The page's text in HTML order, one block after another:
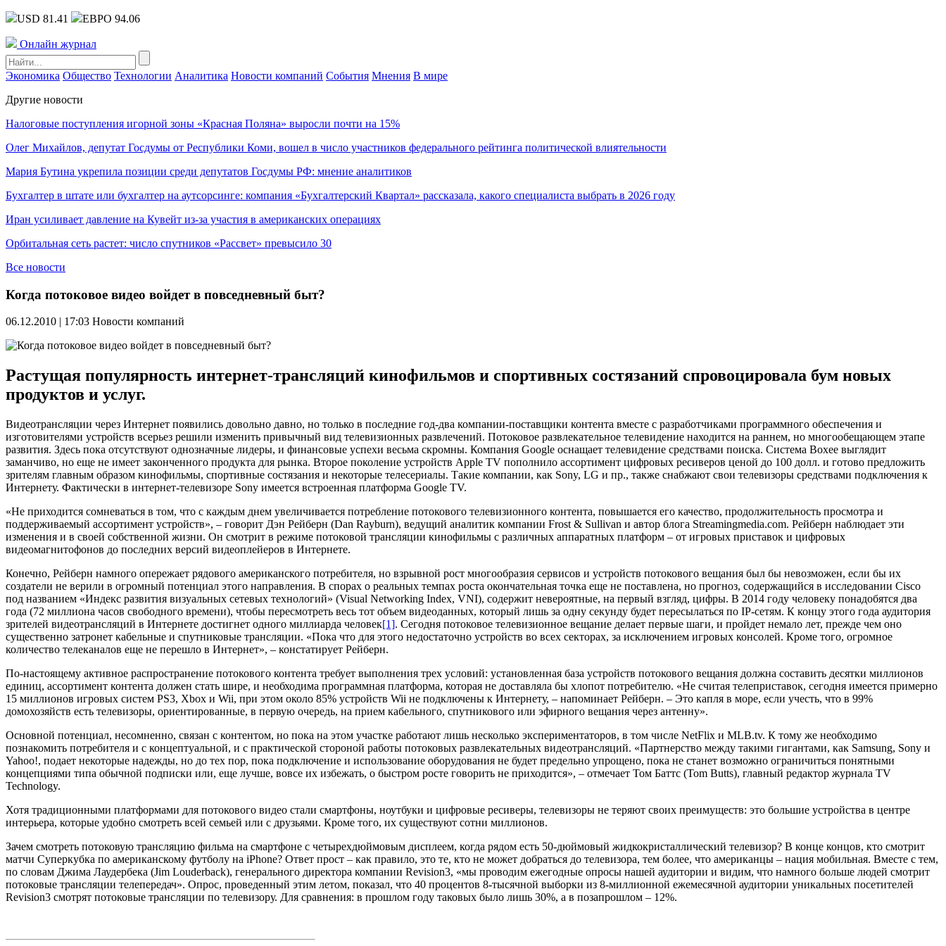
USD 81.41 ЕВРО 94.06
Онлайн журнал
Экономика Общество Технологии Аналитика Новости компаний События Мнения В мире
Другие новости
Налоговые поступления игорной зоны «Красная Поляна» выросли почти на 15%
Олег Михайлов, депутат Госдумы от Республики Коми, вошел в число участников федерального рейтинга политической влиятельности
Мария Бутина укрепила позиции среди депутатов Госдумы РФ: мнение аналитиков
Бухгалтер в штате или бухгалтер на аутсорсинге: компания «Бухгалтерский Квартал» рассказала, какого специалиста выбрать в 2026 году
Иран усиливает давление на Кувейт из-за участия в американских операциях
Орбитальная сеть растет: число спутников «Рассвет» превысило 30
Все новости
Когда потоковое видео войдет в повседневный быт?
06.12.2010 | 17:03 Новости компаний
Растущая популярность интернет-трансляций кинофильмов и спортивных состязаний спровоцировала бум новых
продуктов и услуг.
Видеотрансляции через Интернет появились довольно давно, но только в последние год-два компании-поставщики контента вместе с разработчиками программного обеспечения и
изготовителями устройств всерьез решили изменить привычный вид телевизионных развлечений. Потоковое развлекательное телевидение находится на раннем, но многообещающем этапе
развития. Здесь пока отсутствуют однозначные лидеры, и финансовые успехи весьма скромны. Компания Google оснащает телевидение средствами поиска. Система Boxee выглядит
заманчиво, но еще не имеет законченного продукта для рынка. Второе поколение устройств Apple TV пополнило ассортимент цифровых ресиверов ценой до 100 долл. и готово предложить
зрителям главным образом кинофильмы, спортивные состязания и некоторые телесериалы. Такие компании, как Sony, LG и пр., также снабжают свои телевизоры средствами подключения к
Интернету. Фактически в интернет-телевизоре Sony имеется встроенная платформа Google TV.
«Не приходится сомневаться в том, что с каждым днем увеличивается потребление потокового телевизионного контента, повышается его качество, продолжительность просмотра и
поддерживаемый ассортимент устройств», – говорит Дэн Рейберн (Dan Rayburn), ведущий аналитик компании Frost & Sullivan и автор блога Streamingmedia.com. Рейберн наблюдает эти
изменения и в своей собственной жизни. Он смотрит в режиме потоковой трансляции кинофильмы с различных аппаратных платформ – от игровых приставок и цифровых
видеомагнитофонов до последних версий видеоплейеров в Интернете.
Конечно, Рейберн намного опережает рядового американского потребителя, но взрывной рост многообразия сервисов и устройств потокового вещания был бы невозможен, если бы их
создатели не верили в огромный потенциал этого направления. В спорах о реальных темпах роста окончательная точка еще не поставлена, но прогноз, содержащийся в исследовании Cisco
под названием «Индекс развития визуальных сетевых технологий» (Visual Networking Index, VNI), содержит невероятные, на первый взгляд, цифры. В 2014 году человеку понадобятся два
года (72 миллиона часов свободного времени), чтобы пересмотреть весь тот объем видеоданных, который лишь за одну секунду будет пересылаться по IP-сетям. К концу этого года аудитория
зрителей видеотрансляций в Интернете достигнет одного миллиарда человек[1]. Сегодня потоковое телевизионное вещание делает первые шаги, и пройдет немало лет, прежде чем оно
существенно затронет кабельные и спутниковые трансляции. «Пока что для этого недостаточно устройств во всех секторах, за исключением игровых консолей. Кроме того, огромное
количество телеканалов еще не перешло в Интернет», – констатирует Рейберн.
По-настоящему активное распространение потокового контента требует выполнения трех условий: установленная база устройств потокового вещания должна составить десятки миллионов
единиц, ассортимент контента должен стать шире, и необходима программная платформа, которая не доставляла бы хлопот потребителю. «Не считая телеприставок, сегодня имеется примерно
15 миллионов игровых систем PS3, Xbox и Wii, при этом около 85% устройств Wii не подключены к Интернету, – напоминает Рейберн. – Это капля в море, если учесть, что в 99%
домохозяйств есть телевизоры, ориентированные, в первую очередь, на прием кабельного, спутникового или эфирного вещания через антенну».
Основной потенциал, несомненно, связан с контентом, но пока на этом участке работают лишь несколько экспериментаторов, в том числе NetFlix и MLB.tv. К тому же необходимо
познакомить потребителя и с концептуальной, и с практической стороной работы потоковых развлекательных видеотрансляций. «Партнерство между такими гигантами, как Samsung, Sony и
Yahoo!, подает некоторые надежды, но до тех пор, пока подключение и использование оборудования не будет предельно упрощено, пока не станет возможно ограничиться понятными
концепциями типа обычной подписки или, еще лучше, вовсе их избежать, о быстром росте говорить не приходится», – отмечает Том Баттс (Tom Butts), главный редактор журнала TV
Technology.
Хотя традиционными платформами для потокового видео стали смартфоны, ноутбуки и цифровые ресиверы, телевизоры не теряют своих преимуществ: это большие устройства в центре
интерьера, которые удобно смотреть всей семьей или с друзьями. Кроме того, их существуют сотни миллионов.
Зачем смотреть потоковую трансляцию фильма на смартфоне с четырехдюймовым дисплеем, когда рядом есть 50-дюймовый жидкокристаллический телевизор? В конце концов, кто смотрит
матчи Суперкубка по американскому футболу на iPhone? Ответ прост – как правило, это те, кто не может добраться до телевизора, тем более, что американцы – нация мобильная. Вместе с тем,
по словам Джима Лаудербека (Jim Louderback), генерального директора компании Revision3, «мы проводим ежегодные опросы нашей аудитории и видим, что намного больше людей смотрит
потоковые трансляции телепередач». Опрос, проведенный этим летом, показал, что 40 процентов 8-тысячной выборки из 8-миллионной ежемесячной аудитории уникальных посетителей
Revision3 смотрят потоковые трансляции по телевизору. Для сравнения: в прошлом году таковых было лишь 30%, а в позапрошлом – 12%.